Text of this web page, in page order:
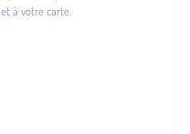
à votre carte.